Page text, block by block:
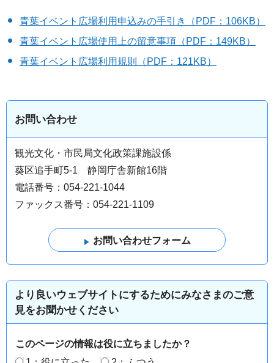
青葉イベント広場利用申込みの手引き（PDF：106KB）
青葉イベント広場使用上の留意事項（PDF：149KB）
青葉イベント広場利用規則（PDF：121KB）
お問い合わせ
観光文化・市民局文化政策課施設係
葵区追手町5-1 静岡庁舎新館16階
電話番号：054-221-1044
ファックス番号：054-221-1109
より良いウェブサイトにするためにみなさまのご意
見をお聞かせください
このページの情報は役に立ちましたか？